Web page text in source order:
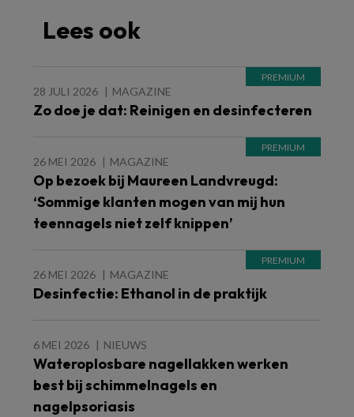
Lees ook
28 JULI 2026 MAGAZINE
Zo doe je dat: Reinigen en desinfecteren
26 MEI 2026 MAGAZINE
Op bezoek bij Maureen Landvreugd:
‘Sommige klanten mogen van mij hun
teennagels niet zelf knippen’
26 MEI 2026 MAGAZINE
Desinfectie: Ethanol in de praktijk
6 MEI 2026 NIEUWS
Wateroplosbare nagellakken werken
best bij schimmelnagels en
nagelpsoriasis